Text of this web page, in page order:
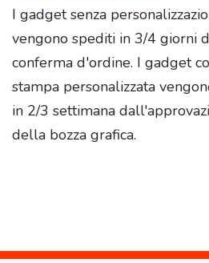
I gadget senza
vengono spediti in 3/4 giorni
conferma d'ordine. I gadget
stampa personalizzata
in 2/3 settimana
della bozza grafica.